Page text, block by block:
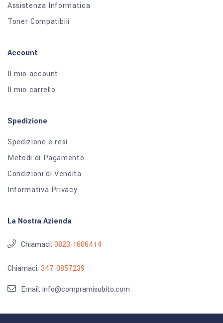
Assistenza Informatica
Toner Compatibili
Account
Il mio account
Il mio carrello
Spedizione
Spedizione e resi
Metodi di Pagamento
Condizioni di Vendita
Informativa Privacy
La Nostra Azienda
Chiamaci: 0823-1606414
Chiamaci: 347-0857239
Email: info@compramisubito.com